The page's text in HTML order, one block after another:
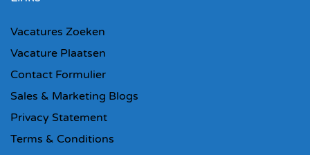
Vacatures Zoeken
Vacature Plaatsen
Contact Formulier
Sales & Marketing Blogs
Privacy Statement
Terms & Conditions